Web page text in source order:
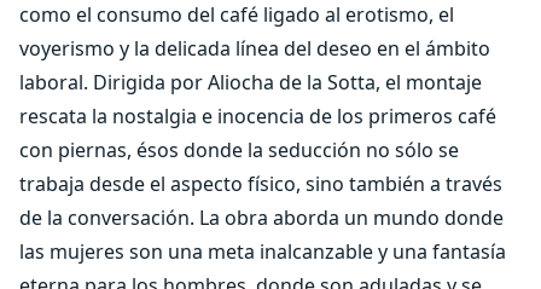
como el consumo del café ligado al erotismo, el
voyerismo y la delicada línea del deseo en el ámbito
laboral. Dirigida por Aliocha de la Sotta, el montaje
rescata la nostalgia e inocencia de los primeros café
con piernas, ésos donde la seducción no sólo se
trabaja desde el aspecto físico, sino también a través
de la conversación. La obra aborda un mundo donde
las mujeres son una meta inalcanzable y una fantasía